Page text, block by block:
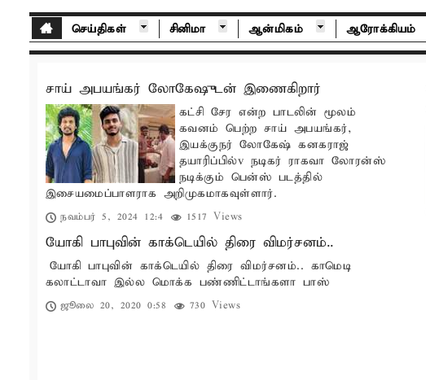
செய்திகள் சினிமா ஆன்மிகம் ஆரோக்கியம்
சாய் அபயங்கர் லோகேஷுடன் இணைகிறார்
கட்சி சேர என்ற பாடலின் மூலம்
கவனம் பெற்ற சாய் அபயங்கர்,
இயக்குநர் லோகேஷ் கனகராஜ்
தயாரிப்பில்v நடிகர் ராகவா லோரன்ஸ்
நடிக்கும் பென்ஸ் படத்தில்
இசையமைப்பாளராக அறிமுகமாகவுள்ளார்.
நவம்பர் 5, 2024 12:4 1517 Views
யோகி பாபுவின் காக்டெயில் திரை விமர்சனம்..
யோகி பாபுவின் காக்டெயில் திரை விமர்சனம்.. காமெடி
கலாட்டாவா இல்ல மொக்க பண்ணிட்டாங்களா பாஸ்
ஜூலை 20, 2020 0:58 730 Views